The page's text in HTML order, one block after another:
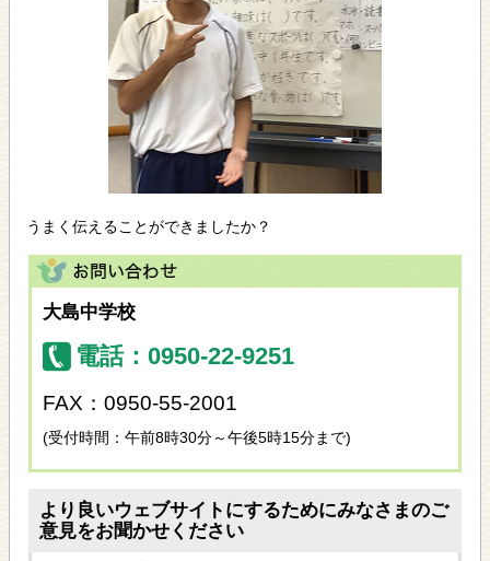
うまく伝えることができましたか？
大島中学校
電話：0950-22-9251
FAX：0950-55-2001
(受付時間：午前8時30分～午後5時15分まで)
より良いウェブサイトにするためにみなさまのご
意見をお聞かせください